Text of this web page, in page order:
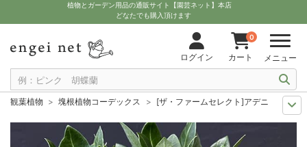
植物とガーデン用品の通販サイト【園芸ネット】本店
どなたでも購入頂けます
ログイン
0
カート メニュー
観葉植物 塊根植物コーデックス
[ザ・ファームセレクト]アデニウム ：
ザ・ファームユニバーサル オンライン
希少塊根植物
[ザ・ファームセレ
観葉植物特集
1点もの
[ザ・ファームセレクト]アデニウム ：スーパー